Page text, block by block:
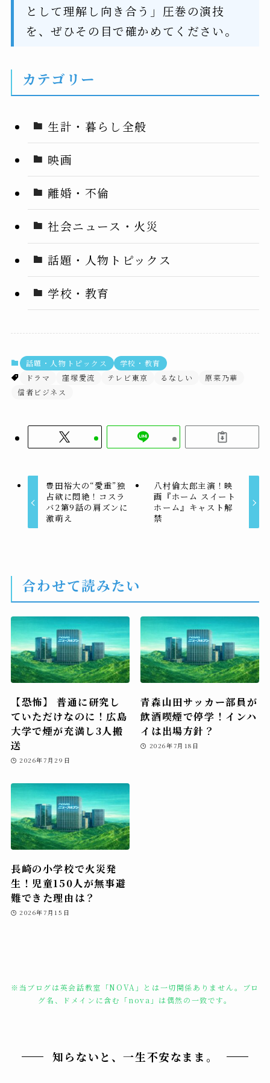
として理解し向き合う」圧巻の演技
を、ぜひその目で確かめてください。
カテゴリー
生計・暮らし全般
映画
離婚・不倫
社会ニュース・火災
話題・人物トピックス
学校・教育
話題・人物トピックス
学校・教育
ドラマ
窪塚愛流 テレビ東京 るなしい
原菜乃華
信者ビジネス
豊田裕大の“愛重”独
占欲に悶絶！コスラ
バ2第9話の肩ズンに
激萌え
八村倫太郎主演！映
画『ホーム スイート
ホーム』キャスト解
禁
合わせて読みたい
【恐怖】 普通に研究し
ていただけなのに！広島
大学で煙が充満し3人搬
送
2026年7月29日
青森山田サッカー部員が
飲酒喫煙で停学！インハ
イは出場方針？
2026年7月18日
長崎の小学校で火災発
生！児童150人が無事避
難できた理由は？
2026年7月15日
※当ブログは英会話教室「NOVA」とは一切関係ありません。ブロ
グ名、ドメインに含む「nova」は偶然の一致です。
知らないと、一生不安なまま。